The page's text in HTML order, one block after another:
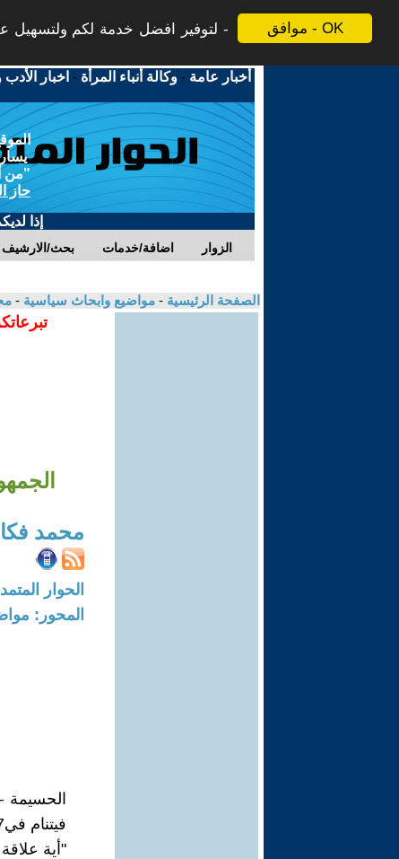
موافق - OK
لتوفير افضل خدمة لكم ولتسهيل
أخبار عامة -وكالة أنباء المرأة - اخبار
"من
حاز
إذا
بحث/الارشيف اضافة/خدمات الزوار
الصفحة الرئيسية - مواضيع وابحاث سياسية -
محمد
الحوار المتمدن-العدد: 5680
المحور:
الحسيمة
فيتنام في26.10.2017.
"أية علاقة